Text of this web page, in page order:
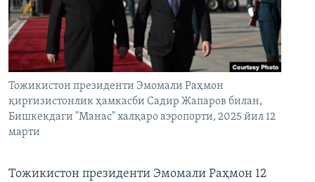
Тожикистон президенти Эмомали Раҳмон
қирғизистонлик ҳамкасби Садир Жапаров билан,
Бишкекдаги "Манас" халқаро аэропорти, 2025 йил 12
марти
Тожикистон президенти Эмомали Раҳмон 12